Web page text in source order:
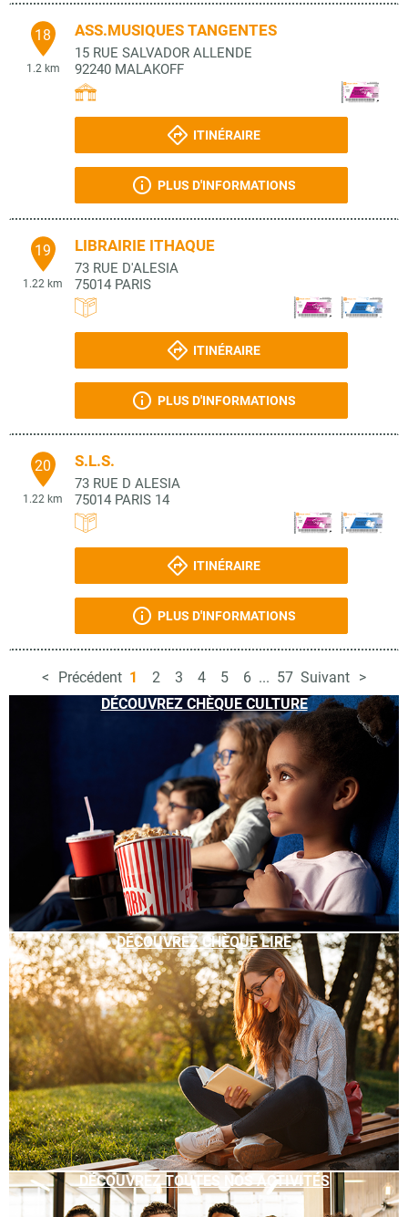
18
1.2 km
ASS.MUSIQUES TANGENTES
15 RUE SALVADOR ALLENDE
92240 MALAKOFF
ITINÉRAIRE
PLUS D'INFORMATIONS
19
1.22 km
LIBRAIRIE ITHAQUE
73 RUE D'ALESIA
75014 PARIS
ITINÉRAIRE
PLUS D'INFORMATIONS
20
1.22 km
S.L.S.
73 RUE D ALESIA
75014 PARIS 14
ITINÉRAIRE
PLUS D'INFORMATIONS
Précédent 1 2 3 4 5 6 ... 57 Suivant
DÉCOUVREZ CHÈQUE CULTURE
DÉCOUVREZ CHÈQUE LIRE
DÉCOUVREZ TOUTES NOS ACTIVITÉS